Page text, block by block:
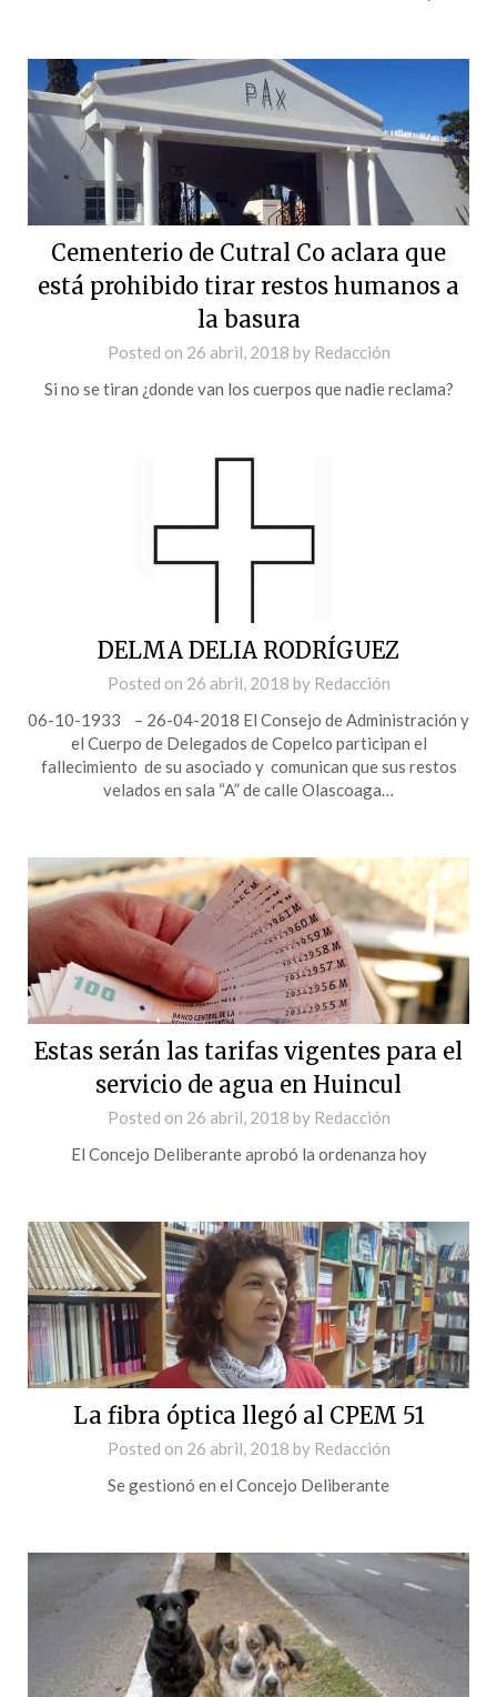
Cementerio de Cutral Co aclara que
está prohibido tirar restos humanos a
la basura
Posted on 26 abril, 2018 by Redacción
Si no se tiran ¿donde van los cuerpos que nadie reclama?
DELMA DELIA RODRÍGUEZ
Posted on 26 abril, 2018 by Redacción
06-10-1933 – 26-04-2018 El Consejo de Administración y
el Cuerpo de Delegados de Copelco participan el
fallecimiento de su asociado y comunican que sus restos
velados en sala “A” de calle Olascoaga…
Estas serán las tarifas vigentes para el
servicio de agua en Huincul
Posted on 26 abril, 2018 by Redacción
El Concejo Deliberante aprobó la ordenanza hoy
La fibra óptica llegó al CPEM 51
Posted on 26 abril, 2018 by Redacción
Se gestionó en el Concejo Deliberante